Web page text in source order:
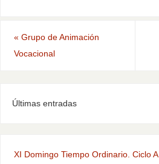
« Grupo de Animación
Vocacional
Últimas entradas
XI Domingo Tiempo Ordinario. Ciclo A